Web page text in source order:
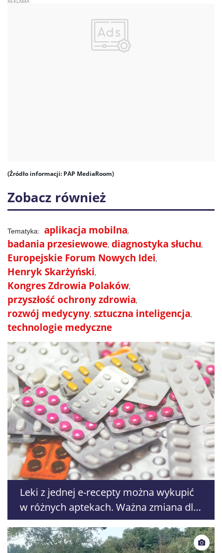
(Źródło informacji: PAP MediaRoom)
Zobacz również
aplikacja mobilna
badania przesiewowe diagnostyka słuchu
Europejskie Forum Nowych Idei
Henryk Skarżyński
Kongres Zdrowia Polaków
przyszłość ochrony zdrowia
rozwój medycyny sztuczna inteligencja
technologie medyczne
Leki z jednej e-recepty można wykupić
w różnych aptekach. Ważna zmiana dla
pacjentów